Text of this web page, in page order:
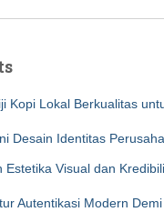
Kopi Lokal Berkualitas
Desain Identitas
Estetika Visual dan
Autentikasi Modern